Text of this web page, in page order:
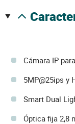
Cámara IP
5MP@25ips y
Smart Dual
Óptica fija 2,8